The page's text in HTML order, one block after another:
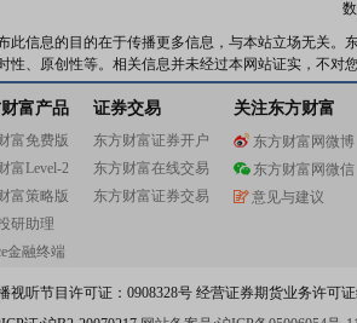
此信息的目的在于传播更多信息，与本站立场无关
性、原创性等。相关信息并未经过本网站证实，不对
富产品
富免费版
富Level-2
富策略版
研助理
金融终端
证券交易
东方财富证券开户
东方财富在线交易
东方财富证券交易
关注东方财富
东方财富网微博
东方财富网微信
意见与建议
视听节目许可证：0908328号 经营证券期货业务许可